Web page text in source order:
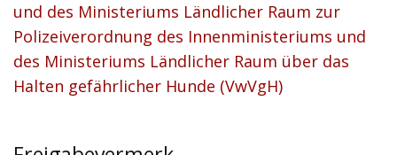
und des Ministeriums Ländlicher Raum zur
Polizeiverordnung des Innenministeriums und
des Ministeriums Ländlicher Raum über das
Halten gefährlicher Hunde (VwVgH)